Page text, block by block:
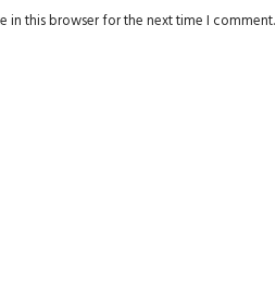
in this browser for the next time I comment.